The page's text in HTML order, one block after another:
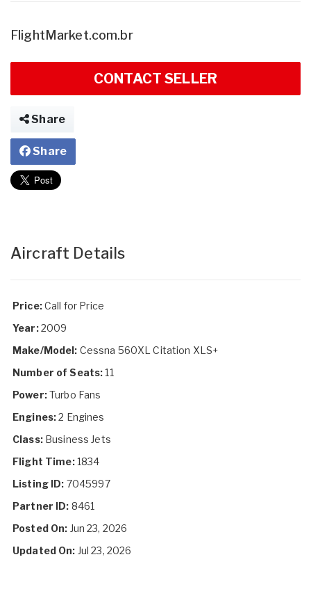
FlightMarket.com.br
CONTACT SELLER
Share
Share
Aircraft Details
Price:Call for Price
Year:2009
Make/Model: Cessna 560XL Citation XLS+
Number of Seats:11
Power:Turbo Fans
Engines:2 Engines
Class:Business Jets
Flight Time:1834
Listing ID: 7045997
Partner ID: 8461
Posted On: Jun 23, 2026
Updated On: Jul 23, 2026